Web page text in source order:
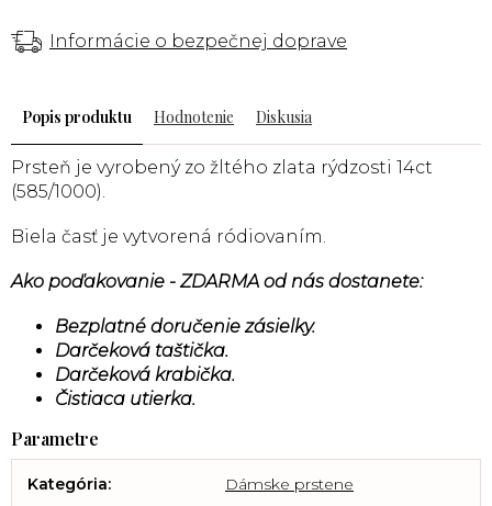
Informácie o bezpečnej doprave
Popis Hodnotenie Diskusia
Prsteň je vyrobený zo žltého zlata rýdzosti 14ct
(585/1000).
Biela časť je vytvorená ródiovaním.
Ako poďakovanie - ZDARMA od nás dostanete:
Bezplatné doručenie zásielky.
Darčeková taštička.
Darčeková krabička.
Čistiaca utierka.
Kategória: Dámske prstene